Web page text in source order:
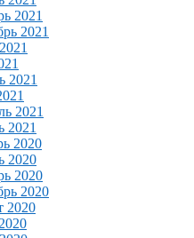
2021
2021
2021
2021
2021
2020
2020
2020
2020
2020